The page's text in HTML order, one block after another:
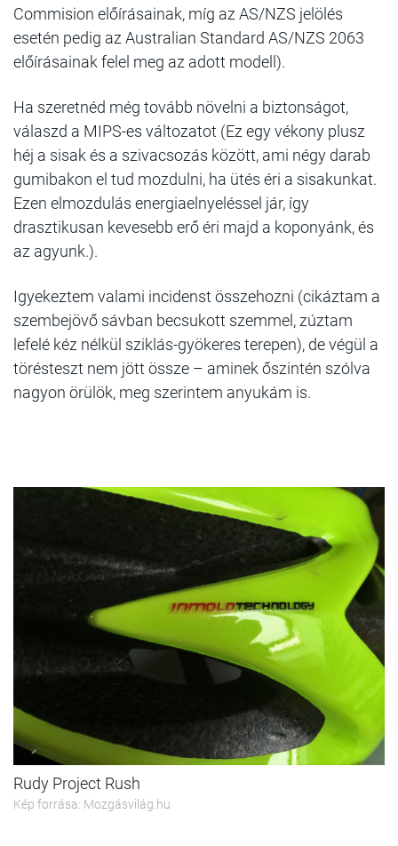
Commision előírásainak, míg az AS/NZS jelölés
esetén pedig az Australian Standard AS/NZS 2063
előírásainak felel meg az adott modell).
Ha szeretnéd még tovább növelni a biztonságot,
válaszd a MIPS-es változatot (Ez egy vékony plusz
héj a sisak és a szivacsozás között, ami négy darab
gumibakon el tud mozdulni, ha ütés éri a sisakunkat.
Ezen elmozdulás energiaelnyeléssel jár, így
drasztikusan kevesebb erő éri majd a koponyánk, és
az agyunk.).
Igyekeztem valami incidenst összehozni (cikáztam a
szembejövő sávban becsukott szemmel, zúztam
lefelé kéz nélkül sziklás-gyökeres terepen), de végül a
törésteszt nem jött össze – aminek őszintén szólva
nagyon örülök, meg szerintem anyukám is.
Rudy Project Rush
Kép forrása: Mozgásvilág.hu